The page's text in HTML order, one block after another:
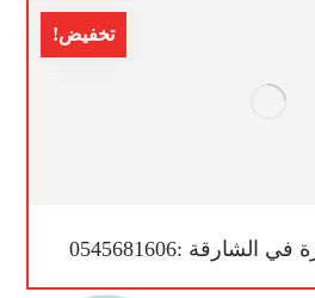
تخفيض!
:0545681606